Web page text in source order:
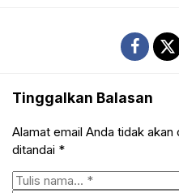
Tinggalkan Balasan
Alamat email Anda tidak akan
ditandai *